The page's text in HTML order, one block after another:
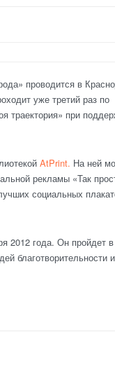
проводится в
уже третий раз по
траектория» при
AtPrint. На ней
рекламы «Так
социальных
2012 года. Он пройдет в
благотворительности и